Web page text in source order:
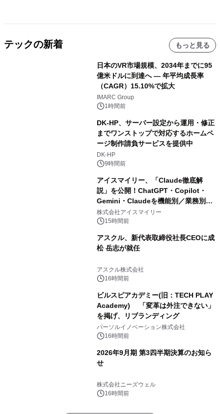
テックの新着 もっと見る
日本のVR市場規模、2034年までに95
億米ドルに到達へ ― 年平均成長率
（CAGR）15.10%で拡大
IMARC Group
1時間前
DK-HP、サーバー設定から運用・修正
までワンストップで対応するホームペ
ージ制作請負サービスを提供中
DK-HP
9時間前
アイスマイリー、「Claude徹底解
説」を公開！ChatGPT・Copilot・
Gemini・Claudeを機能別／業務別に
比較―自社に合う生成AIの選び方がわ
かる実践ガイド
株式会社アイスマイリー
15時間前
アスクル、新代表取締役社長CEOに成
松 岳志が就任
アスクル株式会社
16時間前
ビルスピアカデミー(旧：TECH PLAY
Academy) 「変革は外注できない」
を掲げ、リブランディング
パーソルイノベーション株式会社
16時間前
2026年9月期 第3四半期決算のお知ら
せ
株式会社ニーズウェル
16時間前